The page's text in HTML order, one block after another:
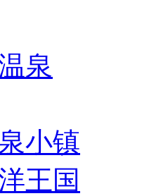
泉
小镇
王国